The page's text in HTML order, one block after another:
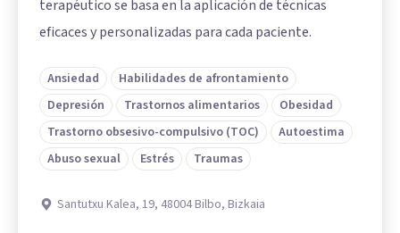
terapéutico se basa en la aplicación de técnicas
eficaces y personalizadas para cada paciente.
Ansiedad
Habilidades de afrontamiento
Depresión
Trastornos alimentarios
Obesidad
Trastorno obsesivo-compulsivo (TOC)
Autoestima
Abuso sexual
Estrés Traumas
Santutxu Kalea, 19, 48004 Bilbo, Bizkaia